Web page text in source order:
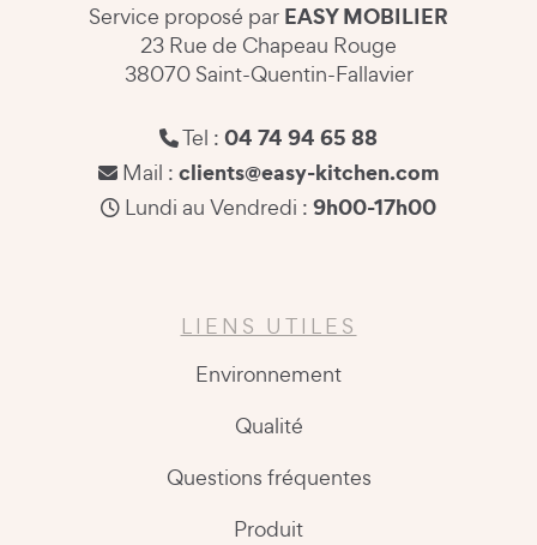
Service proposé par EASY MOBILIER
23 Rue de Chapeau Rouge
38070 Saint-Quentin-Fallavier
Tel : 04 74 94 65 88
Mail : clients@easy-kitchen.com
Lundi au Vendredi : 9h00-17h00
LIENS UTILES
Environnement
Qualité
Questions fréquentes
Produit